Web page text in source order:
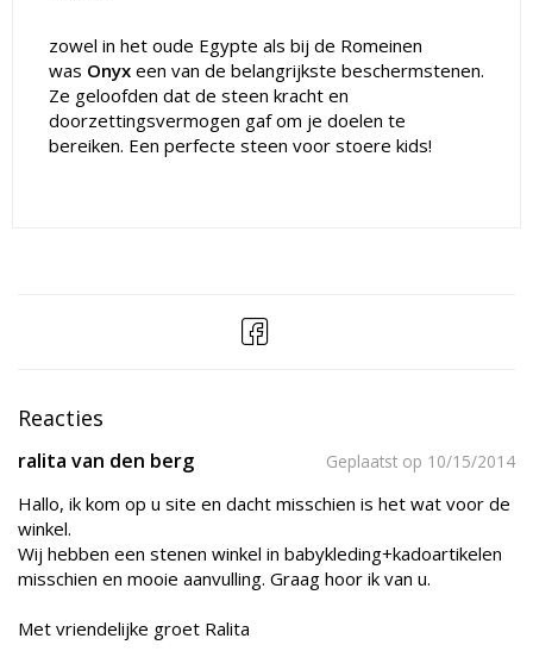
zowel in het oude Egypte als bij de Romeinen
was Onyx een van de belangrijkste beschermstenen.
Ze geloofden dat de steen kracht en
doorzettingsvermogen gaf om je doelen te
bereiken. Een perfecte steen voor stoere kids!
Reacties
ralita van den berg Geplaatst op 10/15/2014
Hallo, ik kom op u site en dacht misschien is het wat voor de
winkel.
Wij hebben een stenen winkel in babykleding+kadoartikelen
misschien en mooie aanvulling. Graag hoor ik van u.
Met vriendelijke groet Ralita